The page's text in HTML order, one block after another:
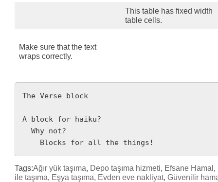
This table has fixed width
table cells.
Make sure that the text
wraps correctly.
The Verse block
A block for haiku?
  Why not?
    Blocks for all the things!
Tags:Ağır yük taşıma, Depo taşıma hizmeti, Efsane Hamal ,
ile taşıma, Eşya taşıma, Evden eve nakliyat, Güvenilir